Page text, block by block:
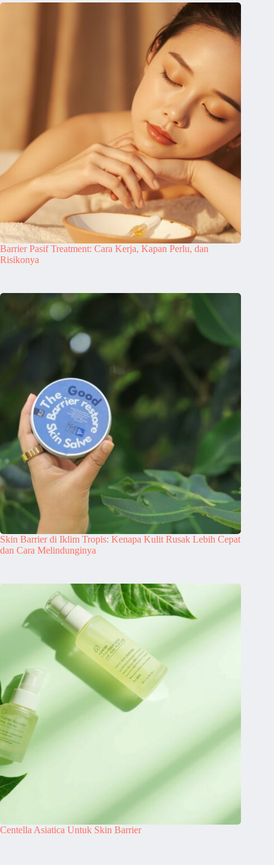
Barrier Pasif Treatment: Cara Kerja, Kapan Perlu, dan
Risikonya
Skin Barrier di Iklim Tropis: Kenapa Kulit Rusak Lebih Cepat
dan Cara Melindunginya
Centella Asiatica Untuk Skin Barrier